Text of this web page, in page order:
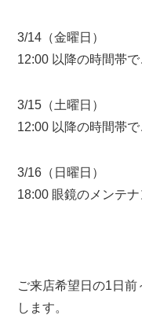
3/14（金曜日）
12:00 以降の時間帯
3/15（土曜日）
12:00 以降の時間帯
3/16（日曜日）
18:00 眼鏡のメンテ
ご来店希望日の1日
します。